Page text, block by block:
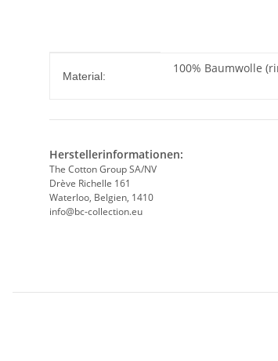
Material:
100% Baumwolle
Herstellerinformationen:
The Cotton Group SA/NV
Drève Richelle 161
Waterloo, Belgien, 1410
info@bc-collection.eu